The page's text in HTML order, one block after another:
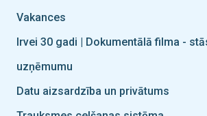
Vakances
Irvei 30 gadi | Dokumentālā filma -
uzņēmumu
Datu aizsardzība un privātums